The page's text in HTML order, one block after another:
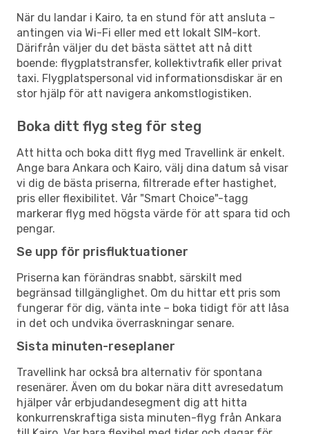
När du landar i Kairo, ta en stund för att ansluta –
antingen via Wi-Fi eller med ett lokalt SIM-kort.
Därifrån väljer du det bästa sättet att nå ditt
boende: flygplatstransfer, kollektivtrafik eller privat
taxi. Flygplatspersonal vid informationsdiskar är en
stor hjälp för att navigera ankomstlogistiken.
Boka ditt flyg steg för steg
Att hitta och boka ditt flyg med Travellink är enkelt.
Ange bara Ankara och Kairo, välj dina datum så visar
vi dig de bästa priserna, filtrerade efter hastighet,
pris eller flexibilitet. Vår "Smart Choice"-tagg
markerar flyg med högsta värde för att spara tid och
pengar.
Se upp för prisfluktuationer
Priserna kan förändras snabbt, särskilt med
begränsad tillgänglighet. Om du hittar ett pris som
fungerar för dig, vänta inte – boka tidigt för att låsa
in det och undvika överraskningar senare.
Sista minuten-reseplaner
Travellink har också bra alternativ för spontana
resenärer. Även om du bokar nära ditt avresedatum
hjälper vår erbjudandesegment dig att hitta
konkurrenskraftiga sista minuten-flyg från Ankara